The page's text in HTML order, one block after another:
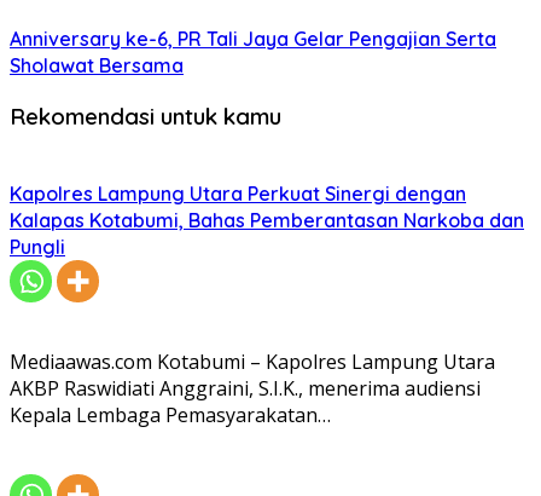
Anniversary ke-6, PR Tali Jaya Gelar Pengajian Serta
Sholawat Bersama
Rekomendasi untuk kamu
Kapolres Lampung Utara Perkuat Sinergi dengan
Kalapas Kotabumi, Bahas Pemberantasan Narkoba dan
Pungli
Mediaawas.com Kotabumi – Kapolres Lampung Utara
AKBP Raswidiati Anggraini, S.I.K., menerima audiensi
Kepala Lembaga Pemasyarakatan…